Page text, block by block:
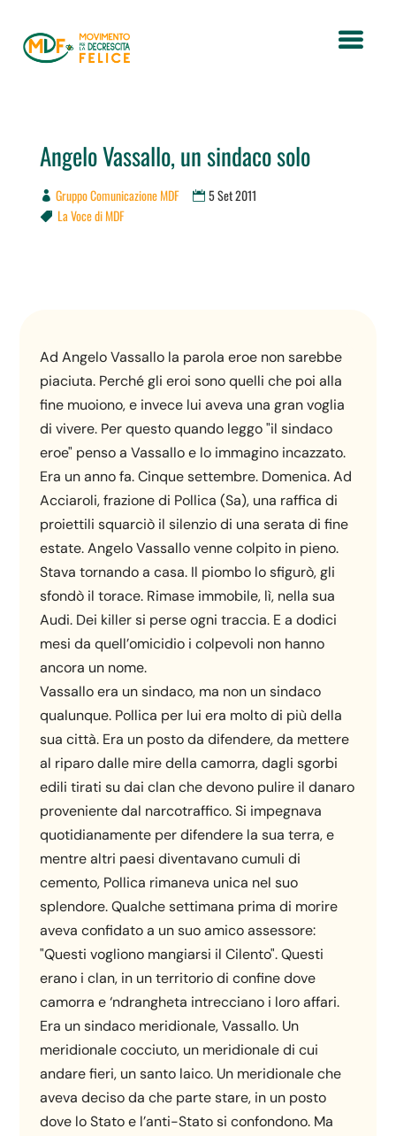
Angelo Vassallo, un sindaco solo
Gruppo Comunicazione MDF 5 Set 2011
 La Voce di MDF
Ad Angelo Vassallo la parola eroe non sarebbe
piaciuta. Perché gli eroi sono quelli che poi alla
fine muoiono, e invece lui aveva una gran voglia
di vivere. Per questo quando leggo "il sindaco
eroe" penso a Vassallo e lo immagino incazzato.
Era un anno fa. Cinque settembre. Domenica. Ad
Acciaroli, frazione di Pollica (Sa), una raffica di
proiettili squarciò il silenzio di una serata di fine
estate. Angelo Vassallo venne colpito in pieno.
Stava tornando a casa. Il piombo lo sfigurò, gli
sfondò il torace. Rimase immobile, lì, nella sua
Audi. Dei killer si perse ogni traccia. E a dodici
mesi da quell’omicidio i colpevoli non hanno
ancora un nome.
Vassallo era un sindaco, ma non un sindaco
qualunque. Pollica per lui era molto di più della
sua città. Era un posto da difendere, da mettere
al riparo dalle mire della camorra, dagli sgorbi
edili tirati su dai clan che devono pulire il danaro
proveniente dal narcotraffico. Si impegnava
quotidianamente per difendere la sua terra, e
mentre altri paesi diventavano cumuli di
cemento, Pollica rimaneva unica nel suo
splendore. Qualche settimana prima di morire
aveva confidato a un suo amico assessore:
"Questi vogliono mangiarsi il Cilento". Questi
erano i clan, in un territorio di confine dove
camorra e ‘ndrangheta intrecciano i loro affari.
Era un sindaco meridionale, Vassallo. Un
meridionale cocciuto, un meridionale di cui
andare fieri, un santo laico. Un meridionale che
aveva deciso da che parte stare, in un posto
dove lo Stato e l’anti-Stato si confondono. Ma